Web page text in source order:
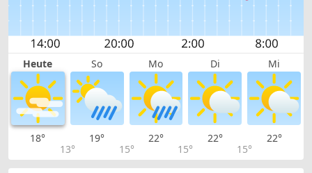
Heute So Mo Di Mi
18°
13°
19°
15°
22°
15°
22°
15°
22°